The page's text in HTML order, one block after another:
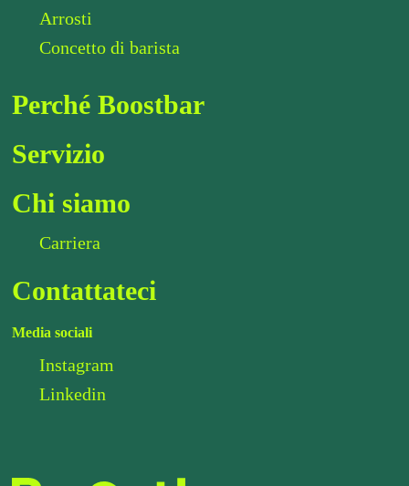
Arrosti
Concetto di barista
Perché Boostbar
Servizio
Chi siamo
Carriera
Contattateci
Media sociali
Instagram
Linkedin